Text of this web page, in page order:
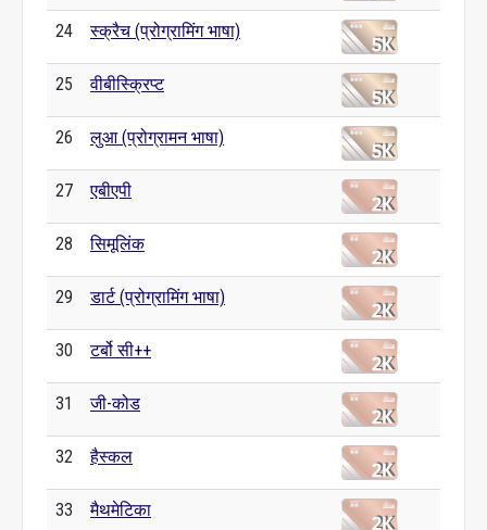
24 स्क्रैच (प्रोग्रामिंग भाषा)
25 वीबीस्क्रिप्ट
26 लुआ (प्रोग्रामन भाषा)
27 एबीएपी
28 सिमूलिंक
29 डार्ट (प्रोग्रामिंग भाषा)
30 टर्बो सी++
31 जी-कोड
32 हैस्कल
33 मैथमेटिका